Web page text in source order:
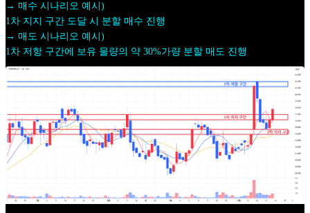
→ 매수 시나리오 예시)
1차 지지 구간 도달 시 분할 매수 진행
→ 매도 시나리오 예시)
1차 저항 구간에 보유 물량의 약 30%가량 분할 매도 진행